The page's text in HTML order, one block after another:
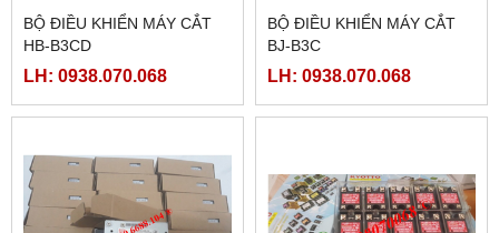
BỘ ĐIỀU KHIỂN MÁY CẮT
HB-B3CD
LH: 0938.070.068
BỘ ĐIỀU KHIỂN MÁY CẮT
BJ-B3C
LH: 0938.070.068